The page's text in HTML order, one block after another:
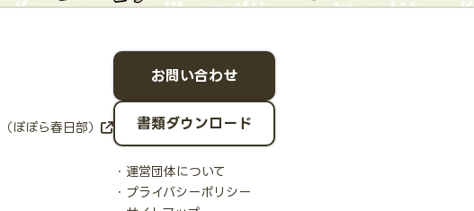
（ぽぽら春日部）
お問い合わせ
書類ダウンロード
運営団体について
プライバシーポリシー